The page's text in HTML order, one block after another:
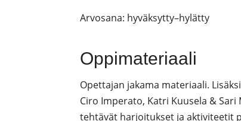
Arvosana: hyväksytty–hylätty
Oppimateriaali
Opettajan jakama materiaali.
Ciro Imperato, Katri Kuusela & Sari
tehtävät harjoitukset ja aktiviteetit